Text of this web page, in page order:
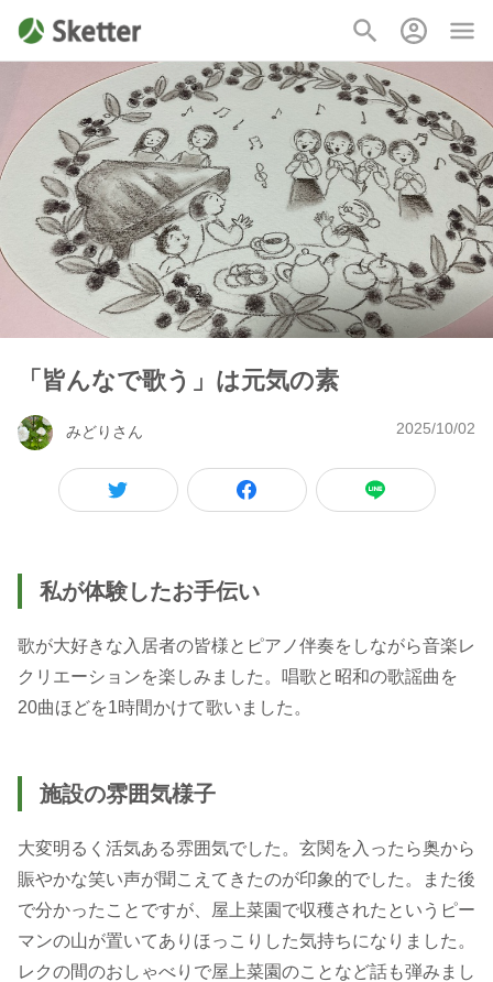
「皆んなで歌う」は元気の素
みどりさん 2025/10/02
私が体験したお手伝い
歌が大好きな入居者の皆様とピアノ伴奏をしながら音楽レ
クリエーションを楽しみました。唱歌と昭和の歌謡曲を
20曲ほどを1時間かけて歌いました。
施設の雰囲気様子
大変明るく活気ある雰囲気でした。玄関を入ったら奥から
賑やかな笑い声が聞こえてきたのが印象的でした。また後
で分かったことですが、屋上菜園で収穫されたというピー
マンの山が置いてありほっこりした気持ちになりました。
レクの間のおしゃべりで屋上菜園のことなど話も弾みまし